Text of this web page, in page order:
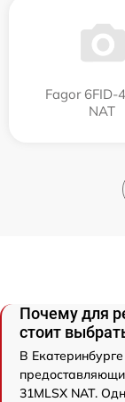
Fagor 6FID-
NAT
Почему для
стоит
В
31MLSX NAT.